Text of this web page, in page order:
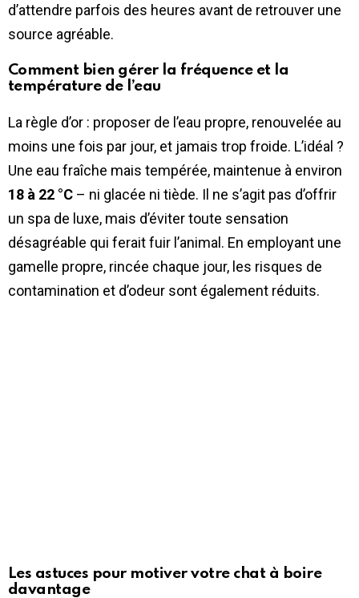
d’attendre parfois des heures avant de retrouver une
source agréable.
Comment bien gérer la fréquence et la
température de l’eau
La règle d’or : proposer de l’eau propre, renouvelée au
moins une fois par jour, et jamais trop froide. L’idéal ?
Une eau fraîche mais tempérée, maintenue à environ
18 à 22 °C – ni glacée ni tiède. Il ne s’agit pas d’offrir
un spa de luxe, mais d’éviter toute sensation
désagréable qui ferait fuir l’animal. En employant une
gamelle propre, rincée chaque jour, les risques de
contamination et d’odeur sont également réduits.
Les astuces pour motiver votre chat à boire
davantage